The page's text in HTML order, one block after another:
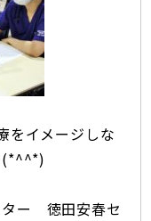
イメージしな
(*^^*)
ター 徳田安春セ